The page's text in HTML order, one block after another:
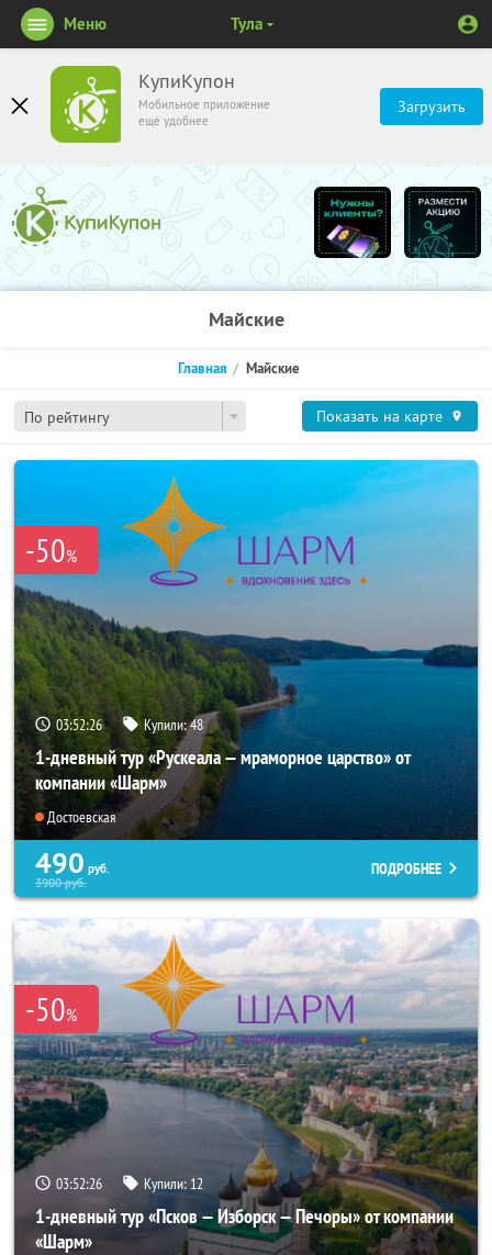
КупиКупон
Мобильное приложение
ещё удобнее
Загрузить
Меню Тула
Майские
По рейтингу
Главная Майские
Показать на карте
-50%
03:52:26 Купили:48
1-дневный тур «Рускеала — мраморное царство» от
компании «Шарм»
Достоевская
490 руб.
3900руб.
ПОДРОБНЕЕ
-50%
03:52:26 Купили: 12
1-дневный тур «Псков — Изборск — Печоры» от компании
«Шарм»